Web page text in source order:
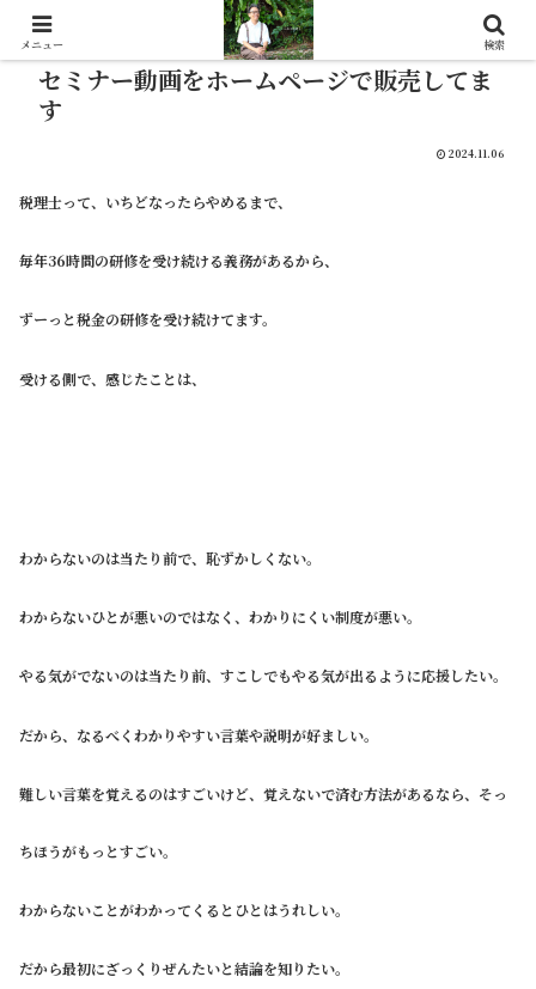
セミナー動画をホームページで販売してま
す
2024.11.06
税理士って、いちどなったらやめるまで、
毎年36時間の研修を受け続ける義務があるから、
ずーっと税金の研修を受け続けてます。
受ける側で、感じたことは、
わからないのは当たり前で、恥ずかしくない。
わからないひとが悪いのではなく、わかりにくい制度が悪い。
やる気がでないのは当たり前、すこしでもやる気が出るように応援したい。
だから、なるべくわかりやすい言葉や説明が好ましい。
難しい言葉を覚えるのはすごいけど、覚えないで済む方法があるなら、そっ
ちほうがもっとすごい。
わからないことがわかってくるとひとはうれしい。
だから最初にざっくりぜんたいと結論を知りたい。
メニュー 検索